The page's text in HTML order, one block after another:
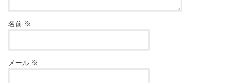
名前 ※
メール ※